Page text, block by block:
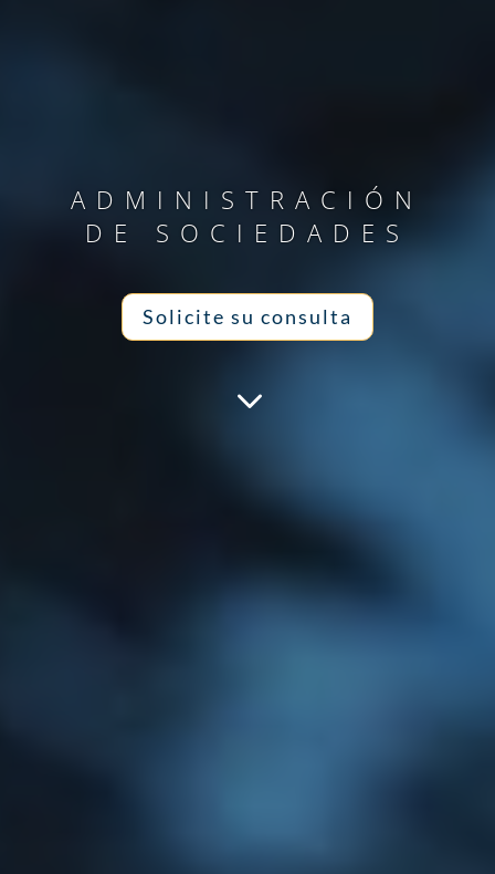
ADMINISTRACIÓN
DE SOCIEDADES
Solicite su consulta
3